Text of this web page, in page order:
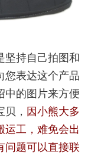
坚持自己拍图和
您表达这个产品
中的图片来方便
， 因小熊大多
运工，难免会出
问题可以直接联